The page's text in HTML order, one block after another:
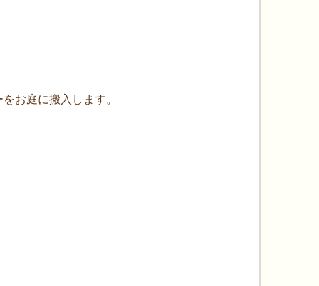
お庭に搬入します。